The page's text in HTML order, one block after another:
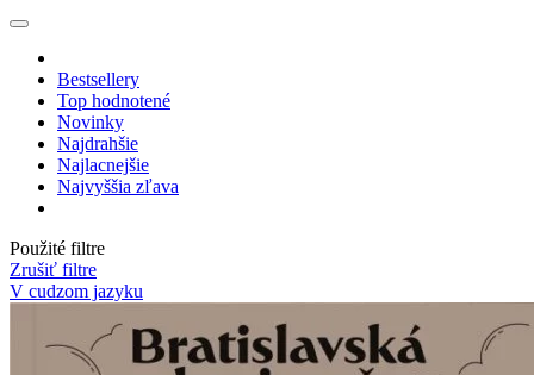
Bestsellery
Top hodnotené
Novinky
Najdrahšie
Najlacnejšie
Najvyššia zľava
Použité filtre
Zrušiť filtre
V cudzom jazyku